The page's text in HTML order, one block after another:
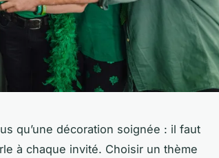
qu’une décoration soignée : il faut
à chaque invité. Choisir un thème